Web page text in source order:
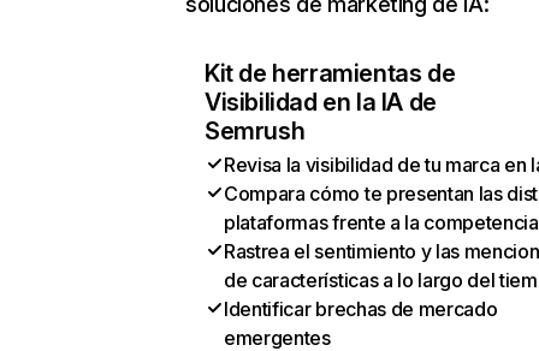
Kit de herramientas de
Visibilidad en la IA de
Semrush
Revisa la visibilidad de tu marca en
Compara cómo te presentan las
plataformas frente a la competencia
Rastrea el sentimiento y las
de características a lo largo del
Identificar brechas de mercado
emergentes